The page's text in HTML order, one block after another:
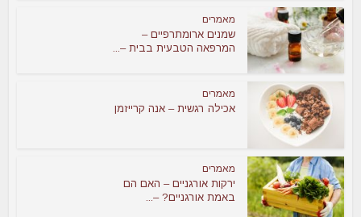
מאמרים
שמנים ארומתרפיים –
המרפאה הטבעית בבית –...
מאמרים
אכילה רגשית – אנה קרייזמן
מאמרים
ירקות אורגניים – האם הם
באמת אורגניים? –...